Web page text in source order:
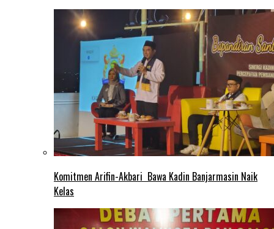
Komitmen Arifin-Akbari Bawa Kadin Banjarmasin Naik
Kelas